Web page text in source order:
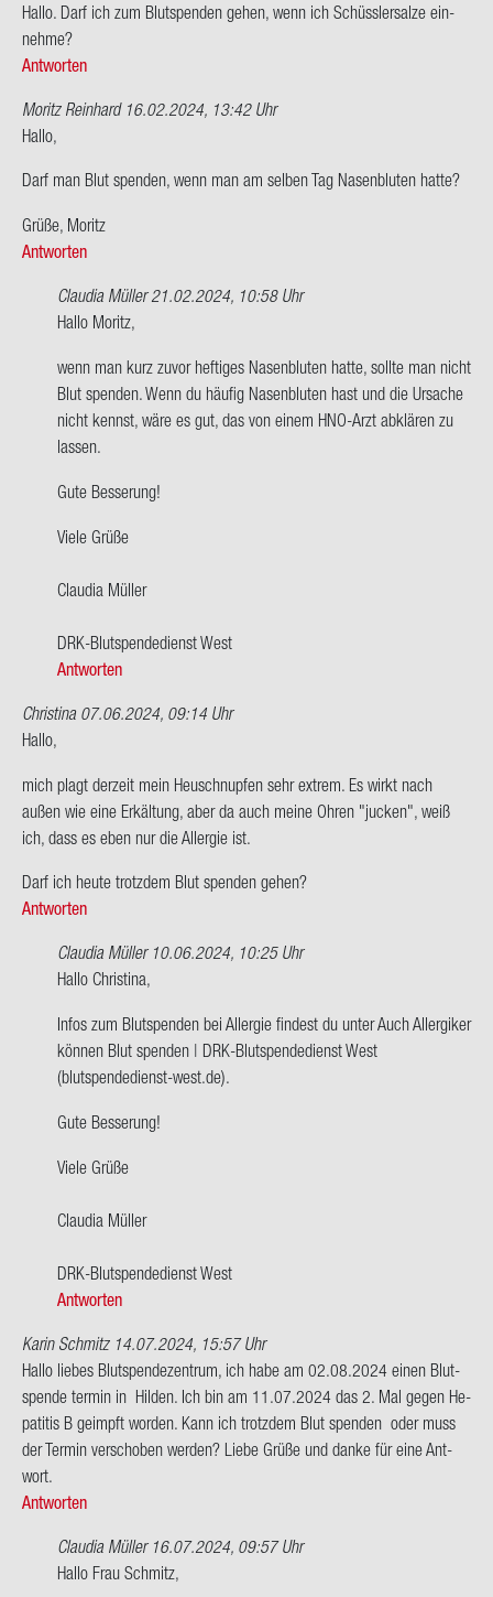
Hallo. Darf ich zum Blut­spen­den gehen, wenn ich Schüss­ler­sal­ze ein­
neh­me?
Antworten
Moritz Reinhard 16.02.2024, 13:42 Uhr
Hallo,
Darf man Blut spen­den, wenn man am sel­ben Tag Na­sen­blu­ten hatte?
Grüße, Mo­ritz
Antworten
Claudia Müller21.02.2024, 10:58 Uhr
Ant­
auf
Hallo,
Darf
man
Blut
den…
Mo­
Rein­
hard
Hallo Mo­ritz,
wenn man kurz zuvor hef­ti­ges Na­sen­blu­ten hatte, soll­te man nicht
Blut spen­den. Wenn du häu­fig Na­sen­blu­ten hast und die Ur­sa­che
nicht kennst, wäre es gut, das von einem HNO-​Arzt ab­klä­ren zu
las­sen.
Gute Bes­se­rung!
Viele Grüße
Clau­dia Mül­ler
DRK-​Blutspendedienst West
Antworten
Christina07.06.2024, 09:14 Uhr
Hallo,
mich plagt der­zeit mein Heu­schnup­fen sehr ex­trem. Es wirkt nach
außen wie eine Er­käl­tung, aber da auch meine Ohren "ju­cken", weiß
ich, dass es eben nur die All­er­gie ist.
Darf ich heute trotz­dem Blut spen­den gehen?
Antworten
Claudia Müller10.06.2024, 10:25 Uhr
Ant­
auf
Hallo,
mich
plagt
zeit…
Chris­
na
Hallo Chris­ti­na,
Infos zum Blut­spen­den bei All­er­gie fin­dest du unter Auch All­er­gi­ker
kön­nen Blut spen­den | DRK-​Blutspendedienst West
(blutspendedienst-​west.de).
Gute Bes­se­rung!
Viele Grüße
Clau­dia Mül­ler
DRK-​Blutspendedienst West
Antworten
Karin Schmitz14.07.2024, 15:57 Uhr
Hallo lie­bes Blut­spen­de­zen­trum, ich habe am 02.08.2024 einen Blut­
spen­de ter­min in Hil­den. Ich bin am 11.07.2024 das 2. Mal gegen He­
pa­ti­tis B ge­impft wor­den. Kann ich trotz­dem Blut spen­den oder muss
der Ter­min ver­scho­ben wer­den? Liebe Grüße und danke für eine Ant­
wort.
Antworten
Claudia Müller16.07.2024, 09:57 Uhr
Ant­
Hallo Frau Schmitz,